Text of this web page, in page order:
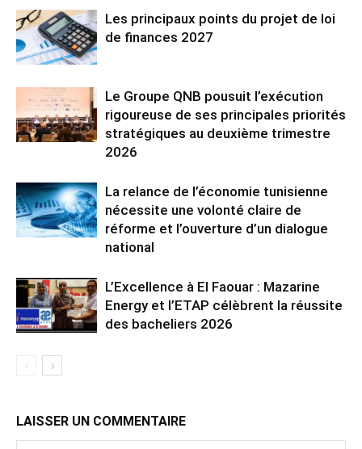
Les principaux points du projet de loi
de finances 2027
Le Groupe QNB pousuit l’exécution
rigoureuse de ses principales priorités
stratégiques au deuxième trimestre
2026
La relance de l’économie tunisienne
nécessite une volonté claire de
réforme et l’ouverture d’un dialogue
national
L’Excellence à El Faouar : Mazarine
Energy et l’ETAP célèbrent la réussite
des bacheliers 2026
LAISSER UN COMMENTAIRE